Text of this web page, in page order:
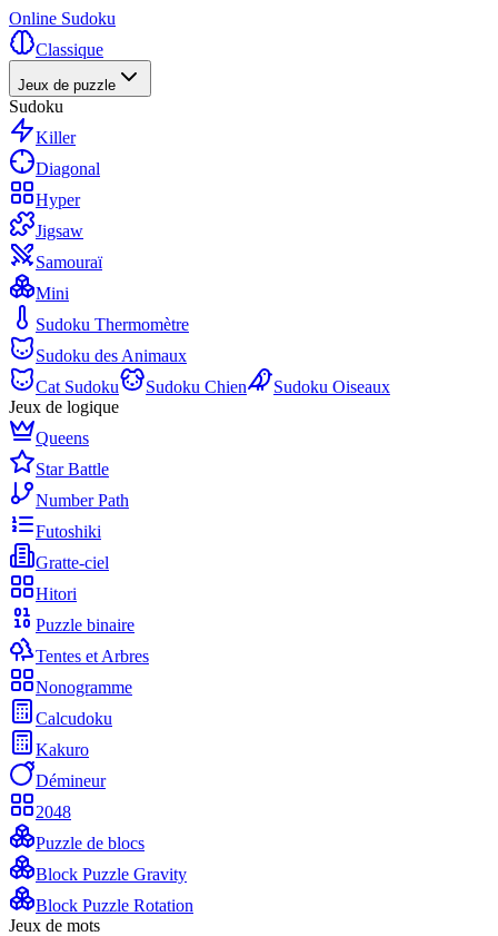
Online Sudoku
Classique
Jeux de puzzle
Sudoku
Killer
Diagonal
Hyper
Jigsaw
Samouraï
Mini
Sudoku Thermomètre
Sudoku des Animaux
Cat Sudoku
Sudoku Chien
Sudoku Oiseaux
Jeux de logique
Queens
Star Battle
Number Path
Futoshiki
Gratte-ciel
Hitori
Puzzle binaire
Tentes et Arbres
Nonogramme
Calcudoku
Kakuro
Démineur
2048
Puzzle de blocs
Block Puzzle Gravity
Block Puzzle Rotation
Jeux de mots